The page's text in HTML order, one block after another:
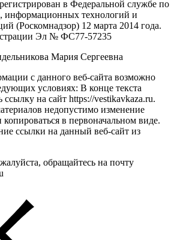
в Федеральной службе по
информационных технологий и
(Роскомнадзор) 12 марта 2014 года.
Эл № ФС77-57235
Мария Сергеевна
с данного веб-сайта возможно
условиях: В конце текста
ссылку на сайт https://vestikavkaza.ru.
недопустимо изменение
копироваться в первоначальном виде.
ссылки на данный веб-сайт из
обращайтесь на почту